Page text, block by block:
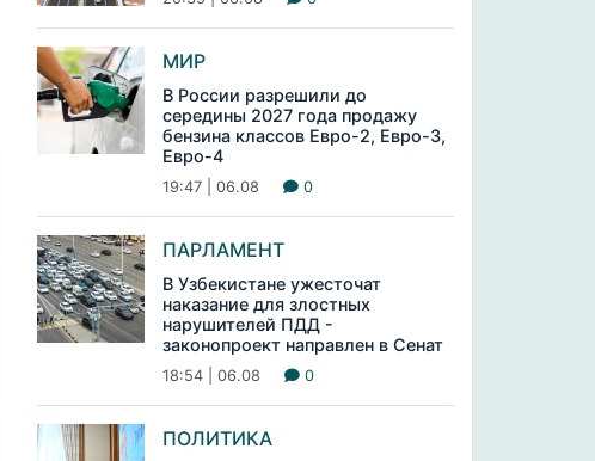
МИР
В России разрешили до
середины 2027 года продажу
бензина классов Евро-2, Евро-3,
Евро-4
19:47 | 06.08 0
ПАРЛАМЕНТ
В Узбекистане ужесточат
наказание для злостных
нарушителей ПДД -
законопроект направлен в Сенат
18:54 | 06.08 0
ПОЛИТИКА